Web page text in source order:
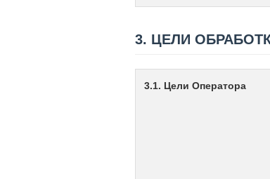
3. ЦЕЛИ
3.1. Цели Оператора